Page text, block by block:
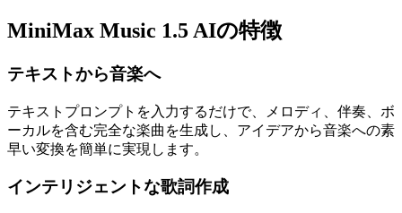
MiniMax Music 1.5 AIの特徴
テキストから音楽へ
テキストプロンプトを入力するだけで、メロディ、伴奏、ボ
ーカルを含む完全な楽曲を生成し、アイデアから音楽への素
早い変換を簡単に実現します。
インテリジェントな歌詞作成